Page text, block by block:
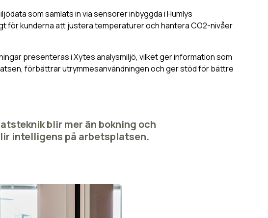
som samlats in via sensorer inbyggda i Humlys
för kunderna att justera temperaturer och hantera CO2-nivåer
presenteras i Xytes analysmiljö, vilket ger information som
förbättrar utrymmesanvändningen och ger stöd för bättre
blir mer än bokning och
intelligens på arbetsplatsen.